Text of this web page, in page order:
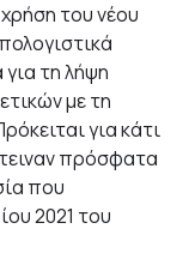
του νέου
τη λήψη
με τη
για κάτι
πρόσφατα
που
2021 του